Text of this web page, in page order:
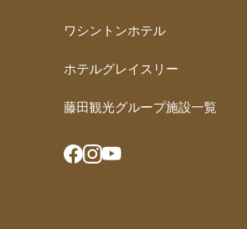
ワシントンホテル
ホテルグレイスリー
藤田観光グループ施設一覧